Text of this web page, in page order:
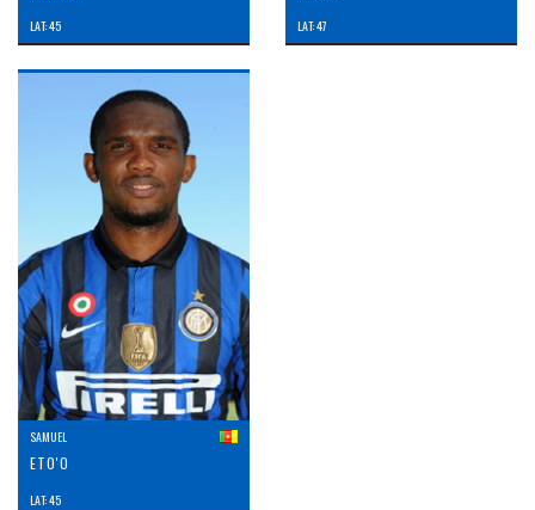
LAT: 45 LAT: 47
SAMUEL
ETO'O
LAT: 45